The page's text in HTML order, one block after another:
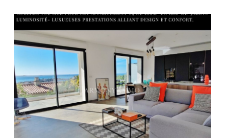
Voir le bien